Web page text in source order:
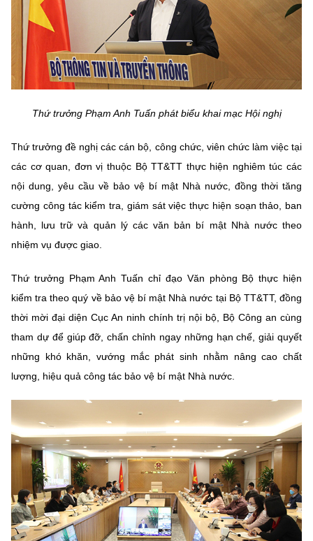
BỘ KHOA HỌC VÀ CÔNG NGHỆ
MINISTRY OF SCIENCE AND TECHNOLOGY
Cơ quan chủ quản: Bộ Khoa học và Công nghệ (MST)
Chịu trách nhiệm nội dung: Nguyễn Thị Hải Hằng
Giám đốc Trung tâm Truyền thông Khoa học và Công nghệ.
Địa chỉ: Ban Biên tập Cổng TTĐT - 18 Nguyễn Du, TP. Hà Nội
Điện thoại: 024 3936 9506
Email: stc@mst.gov.vn
(Ghi rõ nguồn "https://mst.gov.vn" khi phát hành lại thông tin từ
Thứ trưởng Phạm Anh Tuấn phát biểu khai mạc Hội nghị
Thứ trưởng đề nghị các cán bộ, công chức, viên chức làm việc tại
các cơ quan, đơn vị thuộc Bộ TT&TT thực hiện nghiêm túc các
nội dung, yêu cầu về bảo vệ bí mật Nhà nước, đồng thời tăng
cường công tác kiểm tra, giám sát việc thực hiện soạn thảo, ban
hành, lưu trữ và quản lý các văn bản bí mật Nhà nước theo
nhiệm vụ được giao.
Thứ trưởng Phạm Anh Tuấn chỉ đạo Văn phòng Bộ thực hiện
kiểm tra theo quý về bảo vệ bí mật Nhà nước tại Bộ TT&TT, đồng
thời mời đại diện Cục An ninh chính trị nội bộ, Bộ Công an cùng
tham dự để giúp đỡ, chấn chỉnh ngay những hạn chế, giải quyết
những khó khăn, vướng mắc phát sinh nhằm nâng cao chất
lượng, hiệu quả công tác bảo vệ bí mật Nhà nước.